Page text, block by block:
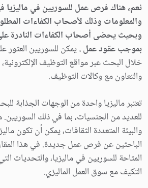
نعم، هناك فرص عمل للسوريين في
والمعلومات وذلك لأصحاب الكفاءات
وبحيث يحضى أصحاب الكفاءات
بموجب عقود عمل.يمكن للسوريين
خلال البحث عبر مواقع التوظيف
والتعاون مع وكالات التوظيف.
تعتبر ماليزيا واحدة من الوجهات الجذابة
للعديد من الجنسيات، بما في ذلك السوريين.
والبيئة المتعددة الثقافات، يمكن أن تكون
الباحثين عن فرص عمل جديدة. في هذا
المتاحة للسوريين في ماليزيا، والتحديات
التكيف مع سوق العمل الماليزي.